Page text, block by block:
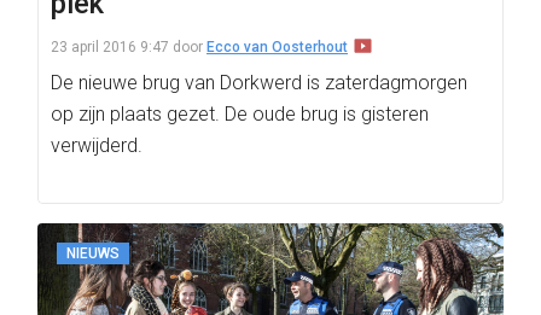
23 april 2016 9:47 door Ecco van Oosterhout
De nieuwe brug van Dorkwerd is zaterdagmorgen
op zijn plaats gezet. De oude brug is gisteren
verwijderd.
NIEUWS